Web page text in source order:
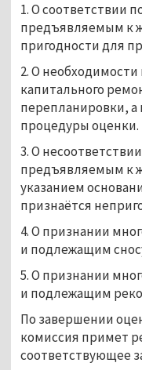
1. О соответствии
предъявляемым к
пригодности для
2. О
капитального
перепланировки, а
процедуры оценки.
3. О
предъявляемым к
указанием
признаётся
4. О признании
и подлежащим
5. О признании
и подлежащим
По завершении
комиссия примет
соответствующее